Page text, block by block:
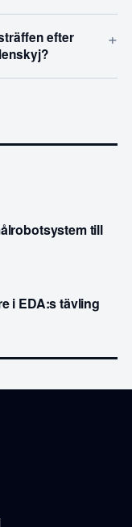
efter
+
till
i EDA:s tävling